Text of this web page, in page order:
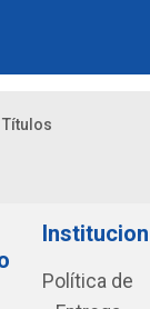
Títulos
Política de